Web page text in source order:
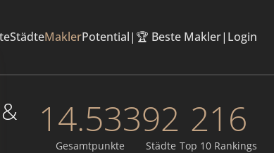
StädteMaklerPotential| 🏆 Beste Makler| Login
14.533
Gesamtpunkte
92
Städte
216
Top 10 Rankings